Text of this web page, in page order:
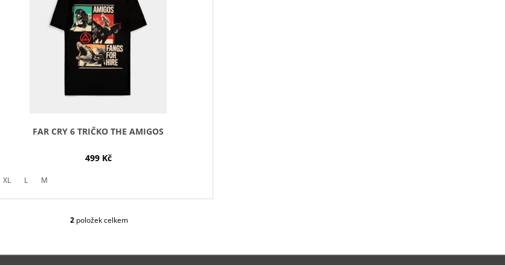
FAR CRY 6 TRIČKO THE AMIGOS
499 Kč
XL L M
O
Á
2 položek celkem